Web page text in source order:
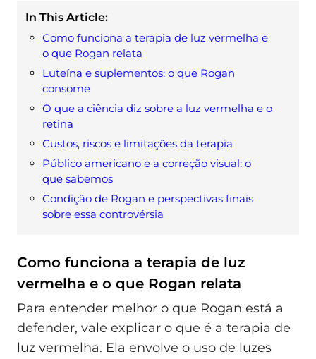
In This Article:
Como funciona a terapia de luz vermelha e
o que Rogan relata
Luteína e suplementos: o que Rogan
consome
O que a ciência diz sobre a luz vermelha e o
retina
Custos, riscos e limitações da terapia
Público americano e a correção visual: o
que sabemos
Condição de Rogan e perspectivas finais
sobre essa controvérsia
Como funciona a terapia de luz
vermelha e o que Rogan relata
Para entender melhor o que Rogan está a
defender, vale explicar o que é a terapia de
luz vermelha. Ela envolve o uso de luzes